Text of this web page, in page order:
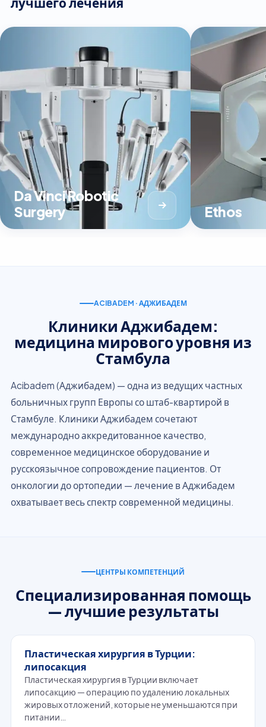
Da Vinci Robotic
Surgery
Ethos
ACIBADEM · АДЖИБАДЕМ
Клиники Аджибадем:
медицина мирового уровня из
Стамбула
Acibadem (Аджибадем) — одна из ведущих частных
больничных групп Европы со штаб-квартирой в
Стамбуле. Клиники Аджибадем сочетают
международно аккредитованное качество,
современное медицинское оборудование и
русскоязычное сопровождение пациентов. От
онкологии до ортопедии — лечение в Аджибадем
охватывает весь спектр современной медицины.
ЦЕНТРЫ КОМПЕТЕНЦИЙ
Специализированная помощь
— лучшие результаты
Пластическая хирургия в Турции:
липосакция
Пластическая хирургия в Турции включает
липосакцию — операцию по удалению локальных
жировых отложений, которые не уменьшаются при
питании…